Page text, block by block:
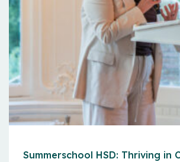
Summerschool HSD: Thriving in